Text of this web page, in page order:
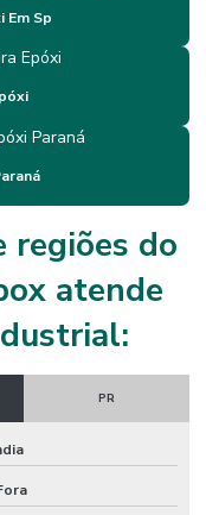
Em Sp
regiões do
atende
PR